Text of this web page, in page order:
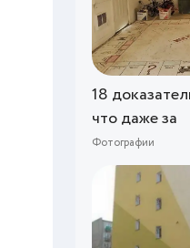
18
что даже за
Фотографии